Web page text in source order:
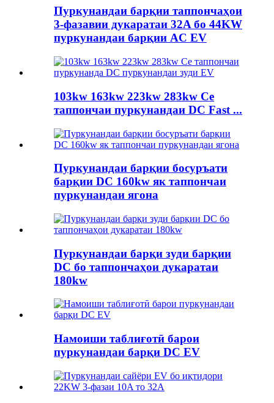
Пуркунандаи барқии таппончаҳои
3-фазавии дукаратаи 32A бо 44KW
пуркунандаи барқии AC EV
103kw 163kw 223kw 283kw Се
таппончаи пуркунандаи DC Fast ...
Пуркунандаи барқии босуръати
барқии DC 160kw як таппончаи
пуркунандаи ягона
Пуркунандаи барқи зуди барқии
DC бо таппончаҳои дукаратаи
180kw
Намоиши таблиғотӣ барои
пуркунандаи барқи DC EV